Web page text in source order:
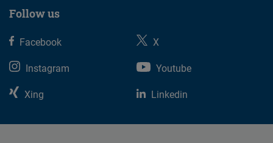
Follow us
Facebook
X
Instagram
Youtube
Xing
Linkedin